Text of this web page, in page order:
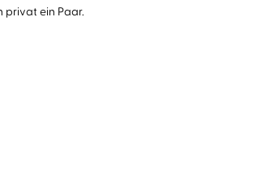
privat ein Paar.